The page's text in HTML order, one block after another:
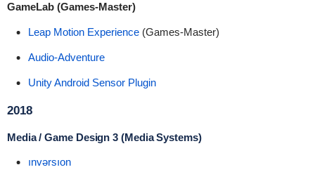
GameLab (Games-Master)
Leap Motion Experience(Games-Master)
Audio-Adventure
Unity Android Sensor Plugin
2018
Media / Game Design 3 (Media Systems)
ınvǝrsıon